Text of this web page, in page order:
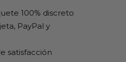
100% discreto
PayPal y
satisfacción